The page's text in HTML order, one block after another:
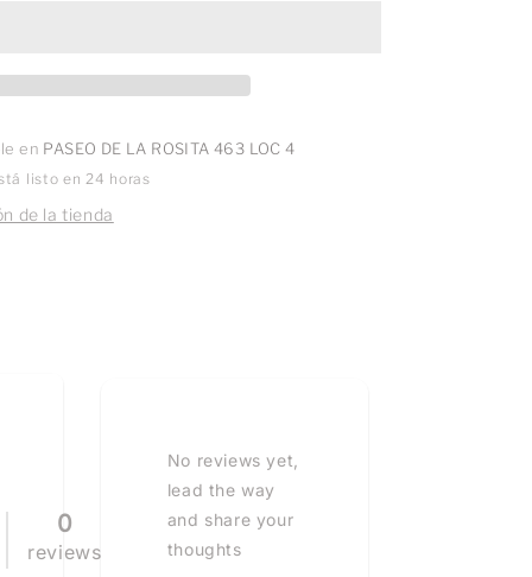
en PASEO DE LA ROSITA 463 LOC 4
listo en 24 horas
de la tienda
0
reviews
No reviews yet,
lead the way
and share your
thoughts